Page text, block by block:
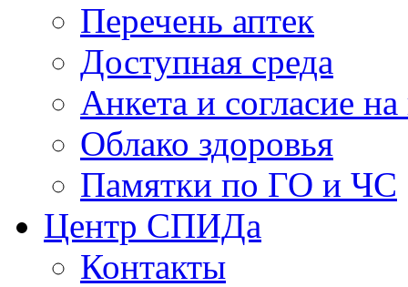
Перечень аптек
Доступная среда
Анкета и согласие
Облако здоровья
Памятки по ГО и ЧС
Центр СПИДа
Контакты